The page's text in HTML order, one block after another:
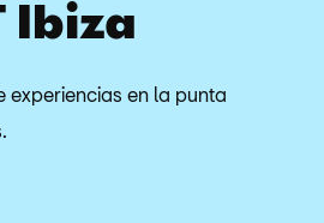
Ibiza
experiencias en la punta